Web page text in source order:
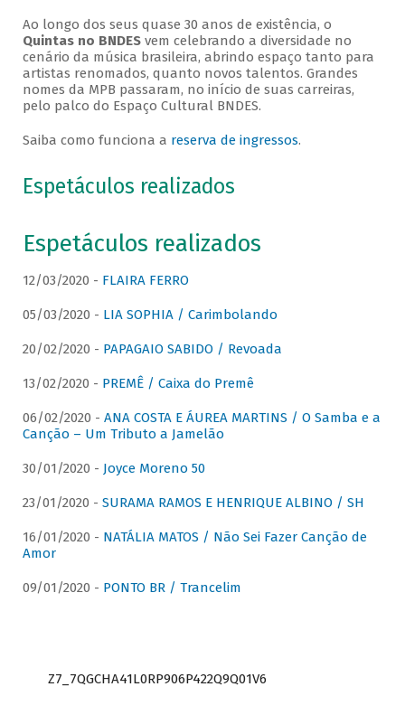
Ao longo dos seus quase 30 anos de existência, o
Quintas no BNDESvem celebrando a diversidade no
cenário da música brasileira, abrindo espaço tanto para
artistas renomados, quanto novos talentos. Grandes
nomes da MPB passaram, no início de suas carreiras,
pelo palco do Espaço Cultural BNDES.
Saiba como funciona a reserva de ingressos.
Espetáculos realizados
Espetáculos realizados
12/03/2020 - FLAIRA FERRO
05/03/2020 - LIA SOPHIA / Carimbolando
20/02/2020 - PAPAGAIO SABIDO / Revoada
13/02/2020 - PREMÊ / Caixa do Premê
06/02/2020 - ANA COSTA E ÁUREA MARTINS / O Samba e a
Canção – Um Tributo a Jamelão
30/01/2020 - Joyce Moreno 50
23/01/2020 - SURAMA RAMOS E HENRIQUE ALBINO / SH
16/01/2020 - NATÁLIA MATOS / Não Sei Fazer Canção de
Amor
09/01/2020 - PONTO BR / Trancelim
Z7_7QGCHA41L0RP906P422Q9Q01V6